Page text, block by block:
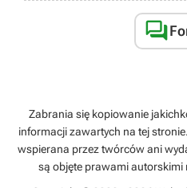

Zabrania się kopiowanie
informacji zawartych na tej
wspierana przez twórców ani
są objęte prawami autorskimi